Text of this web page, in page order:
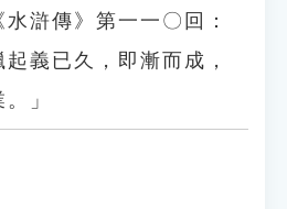
滸傳》第一一〇回：
起義已久，即漸而成，
」